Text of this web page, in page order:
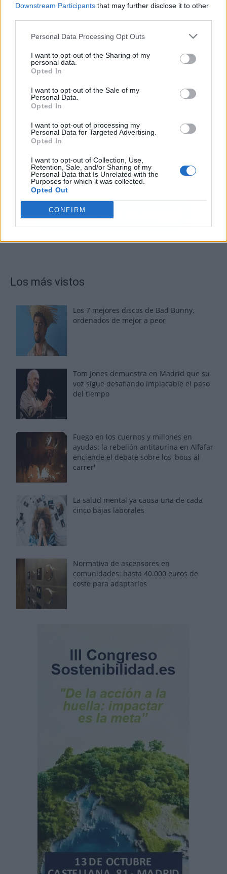
Downstream Participants that may further disclose it to other
Personal Data Processing Opt Outs
I want to opt-out of the Sharing of my
personal data.
Opted In
I want to opt-out of the Sale of my
Personal Data.
Opted In
I want to opt-out of processing my
Personal Data for Targeted Advertising.
Opted In
I want to opt-out of Collection, Use,
Retention, Sale, and/or Sharing of my
Personal Data that Is Unrelated with the
Purposes for which it was collected.
Opted Out
CONFIRM
Publicidad
Los más vistos
Los 7 mejores discos de Bad Bunny,
ordenados de mejor a peor
Tom Jones demuestra en Madrid que su
voz sigue desafiando implacable el paso
del tiempo
Fuego en los cuernos y millones en
ayudas: la rebelión antitaurina en Alfafar
enciende el debate sobre los 'bous al
carrer'
La salud mental ya causa una de cada
cinco bajas laborales
Normativa de ascensores en
comunidades: hasta 40.000 euros de
coste para adaptarlos